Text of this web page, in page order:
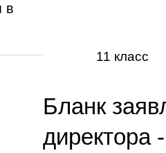
в
11 класс
Бланк
директора